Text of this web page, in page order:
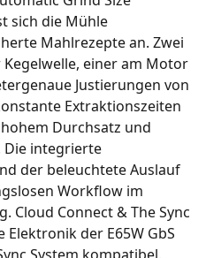
sich die Mühle
Mahlrezepte an. Zwei
einer am Motor
Justierungen von
Extraktionszeiten
Durchsatz und
Die integrierte
der beleuchtete Auslauf
Workflow im
Cloud Connect & The Sync
Elektronik der E65W GbS